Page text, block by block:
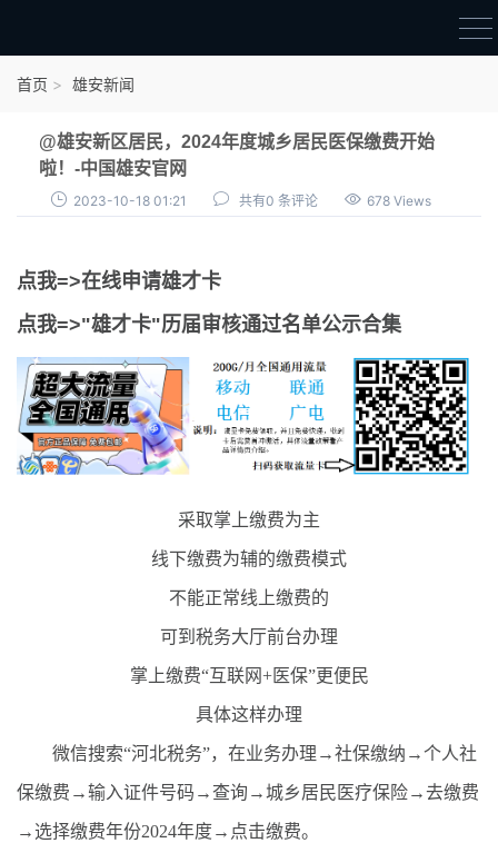
审核通过公示
首页 雄安新闻
@雄安新区居民，2024年度城乡居民医保缴费开始
啦！-中国雄安官网
2023-10-18 01:21 共有0 条评论 678 Views
点我=>在线申请雄才卡
点我=>"雄才卡"历届审核通过名单公示合集
采取掌上缴费为主
线下缴费为辅的缴费模式
不能正常线上缴费的
可到税务大厅前台办理
掌上缴费“互联网+医保”更便民
具体这样办理
微信搜索“河北税务”，在业务办理→社保缴纳→个人社
保缴费→输入证件号码→查询→城乡居民医疗保险→去缴费
→选择缴费年份2024年度→点击缴费。